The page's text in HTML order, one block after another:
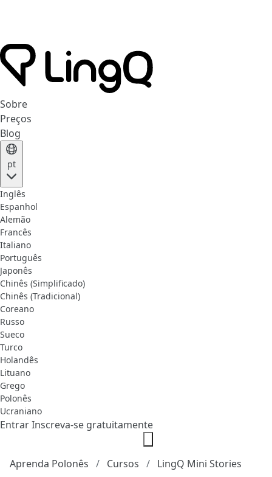
Sobre
Preços
Blog
pt
Inglês
Espanhol
Alemão
Francês
Italiano
Português
Japonês
Chinês (Simplificado)
Chinês (Tradicional)
Coreano
Russo
Sueco
Turco
Holandês
Lituano
Grego
Polonês
Ucraniano
EntrarInscreva-se gratuitamente
Aprenda Polonês Cursos LingQ Mini Stories